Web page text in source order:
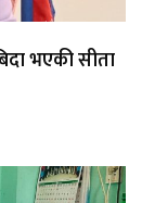
भएकी सीता